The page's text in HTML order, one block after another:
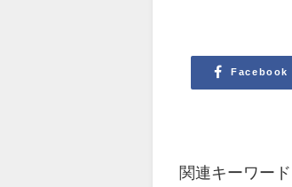
Facebook
関連キーワード